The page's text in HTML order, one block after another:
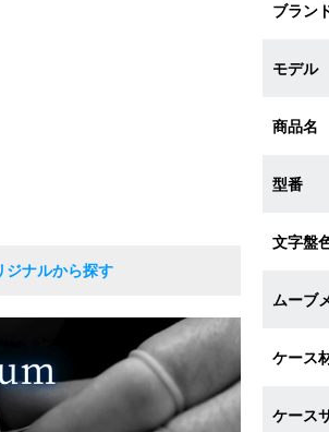
ジナルから探す
ブラン
モデル
商品名
型番
文字盤
ムーブ
ケース
ケース